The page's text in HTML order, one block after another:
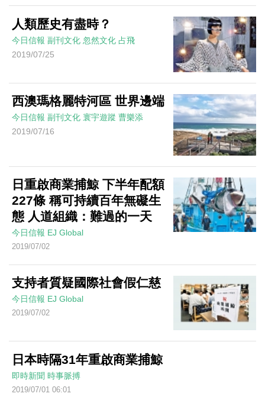
人類歷史有盡時？
今日信報 副刊文化 忽然文化 占飛
2019/07/25
西澳瑪格麗特河區 世界邊端
今日信報 副刊文化 寰宇遊蹤 曹樂添
2019/07/16
日重啟商業捕鯨 下半年配額
227條 稱可持續百年無礙生
態 人道組織：難過的一天
今日信報 EJ Global
2019/07/02
支持者質疑國際社會假仁慈
今日信報 EJ Global
2019/07/02
日本時隔31年重啟商業捕鯨
即時新聞 時事脈搏
2019/07/01 06:01